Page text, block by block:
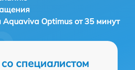
Aquaviva Optimus от 35 минут
специалистом